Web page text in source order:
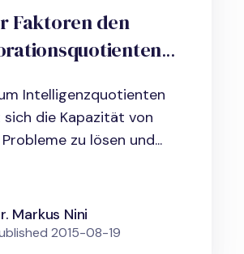
Faktoren den
Intelligenzquotienten
sich die Kapazität von
zu lösen und...
Markus Nini
2015-08-19